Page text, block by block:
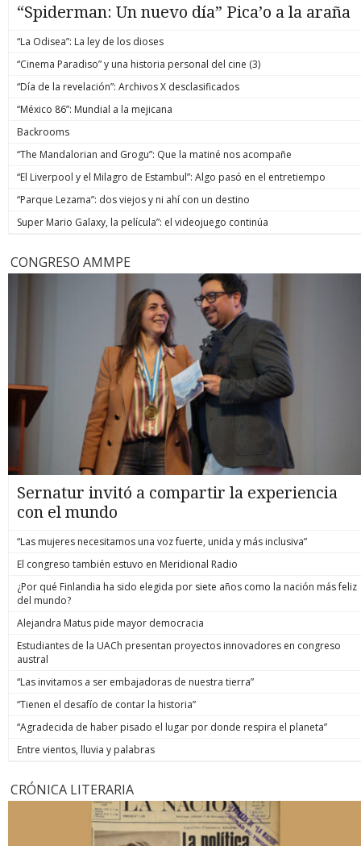
“Spiderman: Un nuevo día” Pica’o a la araña
“La Odisea”: La ley de los dioses
“Cinema Paradiso” y una historia personal del cine (3)
“Día de la revelación”: Archivos X desclasificados
“México 86”: Mundial a la mejicana
Backrooms
“The Mandalorian and Grogu”: Que la matiné nos acompañe
“El Liverpool y el Milagro de Estambul”: Algo pasó en el entretiempo
“Parque Lezama”: dos viejos y ni ahí con un destino
Super Mario Galaxy, la película”: el videojuego continúa
CONGRESO AMMPE
Sernatur invitó a compartir la experiencia
con el mundo
“Las mujeres necesitamos una voz fuerte, unida y más inclusiva”
El congreso también estuvo en Meridional Radio
¿Por qué Finlandia ha sido elegida por siete años como la nación más feliz
del mundo?
Alejandra Matus pide mayor democracia
Estudiantes de la UACh presentan proyectos innovadores en congreso
austral
“Las invitamos a ser embajadoras de nuestra tierra”
“Tienen el desafío de contar la historia”
“Agradecida de haber pisado el lugar por donde respira el planeta”
Entre vientos, lluvia y palabras
CRÓNICA LITERARIA